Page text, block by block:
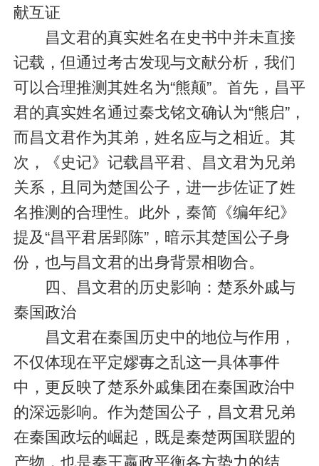
献互证
昌文君的真实姓名在史书中并未直接
记载，但通过考古发现与文献分析，我们
可以合理推测其姓名为“熊颠”。首先，昌平
君的真实姓名通过秦戈铭文确认为“熊启”，
而昌文君作为其弟，姓名应与之相近。其
次，《史记》记载昌平君、昌文君为兄弟
关系，且同为楚国公子，进一步佐证了姓
名推测的合理性。此外，秦简《编年纪》
提及“昌平君居郢陈”，暗示其楚国公子身
份，也与昌文君的出身背景相吻合。
四、昌文君的历史影响：楚系外戚与
秦国政治
昌文君在秦国历史中的地位与作用，
不仅体现在平定嫪毐之乱这一具体事件
中，更反映了楚系外戚集团在秦国政治中
的深远影响。作为楚国公子，昌文君兄弟
在秦国政坛的崛起，既是秦楚两国联盟的
产物，也是秦王嬴政平衡各方势力的结